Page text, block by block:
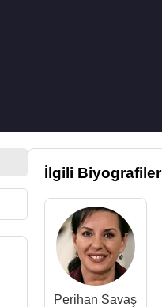
İlgili Biyografiler
Perihan Savaş